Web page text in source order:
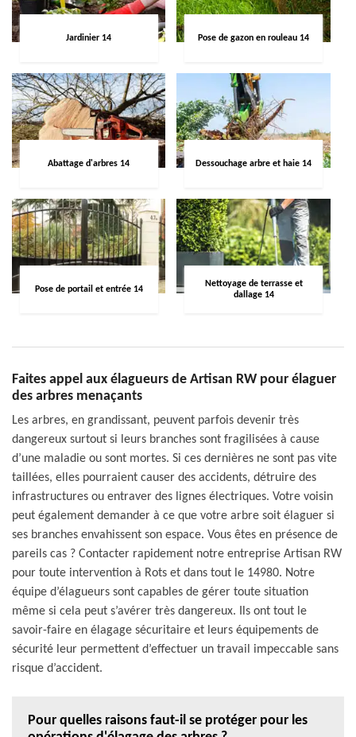
Jardinier 14 Pose de gazon en rouleau 14
Abattage d'arbres 14 Dessouchage arbre et haie 14
Pose de portail et entrée 14
Nettoyage de terrasse et
dallage 14
Faites appel aux élagueurs de Artisan RW pour élaguer
des arbres menaçants
Les arbres, en grandissant, peuvent parfois devenir très
dangereux surtout si leurs branches sont fragilisées à cause
d’une maladie ou sont mortes. Si ces dernières ne sont pas vite
taillées, elles pourraient causer des accidents, détruire des
infrastructures ou entraver des lignes électriques. Votre voisin
peut également demander à ce que votre arbre soit élaguer si
ses branches envahissent son espace. Vous êtes en présence de
pareils cas ? Contacter rapidement notre entreprise Artisan RW
pour toute intervention à Rots et dans tout le 14980. Notre
équipe d’élagueurs sont capables de gérer toute situation
même si cela peut s’avérer très dangereux. Ils ont tout le
savoir-faire en élagage sécuritaire et leurs équipements de
sécurité leur permettent d’effectuer un travail impeccable sans
risque d’accident.
Pour quelles raisons faut-il se protéger pour les